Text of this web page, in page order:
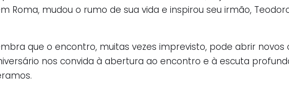
Roma, mudou o rumo de sua vida e inspirou seu irmão,
que o encontro, muitas vezes imprevisto, pode abrir
nos convida à abertura ao encontro e à escuta